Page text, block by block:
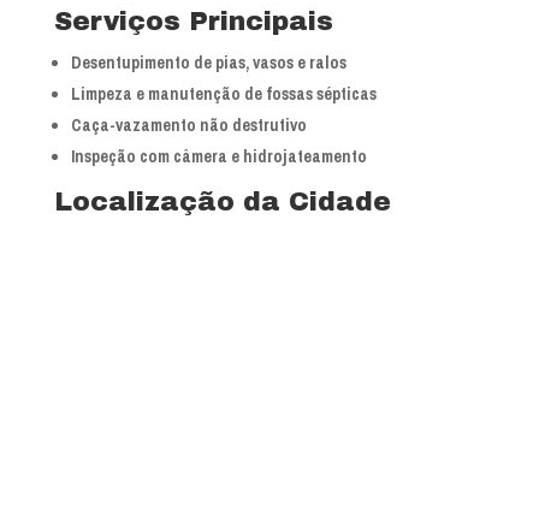
Serviços Principais
Desentupimento de pias, vasos e ralos
Limpeza e manutenção de fossas sépticas
Caça-vazamento não destrutivo
Inspeção com câmera e hidrojateamento
Localização da Cidade